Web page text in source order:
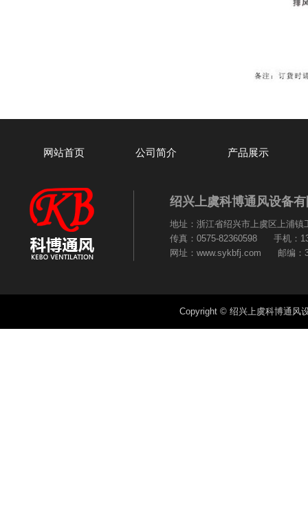
网站首页 公司简介 产品展示
绍兴上虞科博通风设备
地址：浙江省绍兴市上虞区上浦
传真：0575-82360598 手机：
网址：www.sykbfj.com 邮编：
Copyright © 绍兴上虞科博通